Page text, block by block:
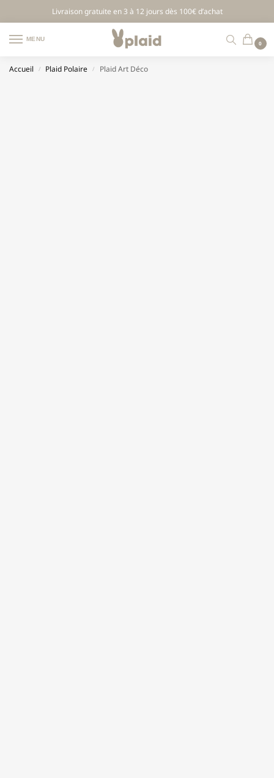
Livraison gratuite en 3 à 12 jours dès 100€ d’achat
MENU
0
Accueil / Plaid Polaire / Plaid Art Déco